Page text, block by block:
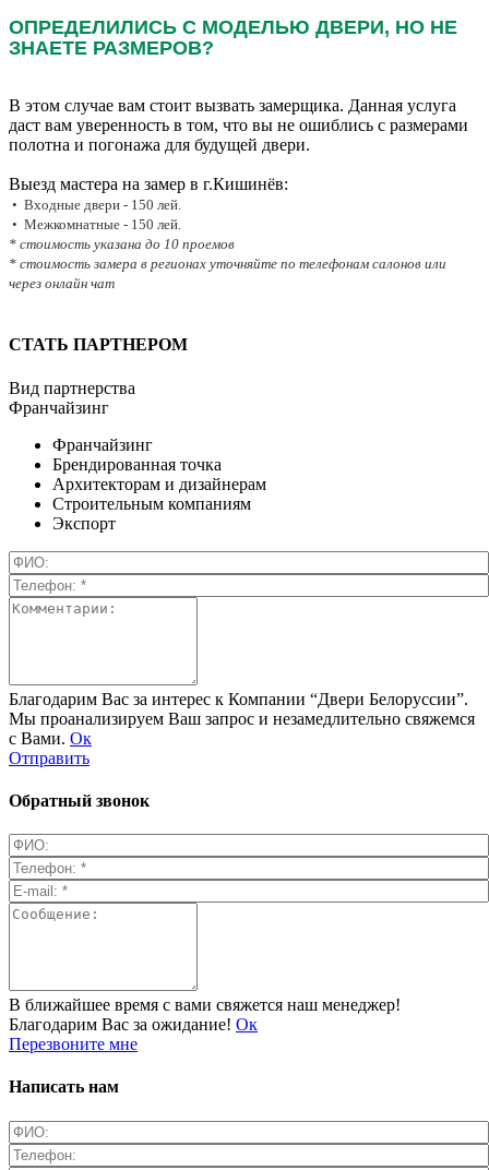
ОПРЕДЕЛИЛИСЬ С МОДЕЛЬЮ ДВЕРИ, НО НЕ
ЗНАЕТЕ РАЗМЕРОВ?
В этом случае вам стоит вызвать замерщика. Данная услуга
даст вам уверенность в том, что вы не ошиблись с размерами
полотна и погонажа для будущей двери.
Выезд мастера на замер в г.Кишинёв:
• Входные двери - 150 лей.
• Межкомнатные - 150 лей.
* стоимость указана до 10 проемов
* стоимость замера в регионах уточняйте по телефонам салонов или
через онлайн чат
СТАТЬ ПАРТНЕРОМ
Вид партнерства
Франчайзинг
Франчайзинг
Брендированная точка
Архитекторам и дизайнерам
Строительным компаниям
Экспорт
Благодарим Вас за интерес к Компании “Двери Белоруссии”.
Мы проанализируем Ваш запрос и незамедлительно свяжемся
с Вами. Ок
Отправить
Обратный звонок
В ближайшее время с вами свяжется наш менеджер!
Благодарим Вас за ожидание! Ок
Перезвоните мне
Написать нам